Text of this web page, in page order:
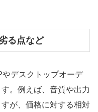
る点など
デスクトップオーデ
。例えば、音質や出力
が、価格に対する相対